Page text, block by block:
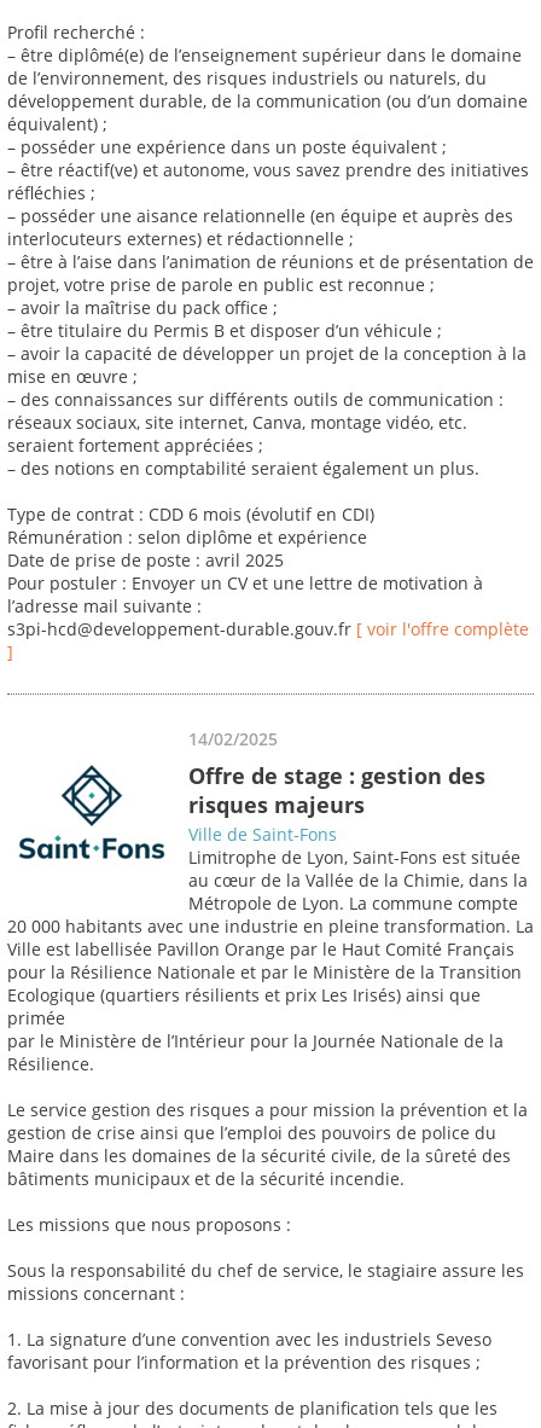
Profil recherché :
– être diplômé(e) de l’enseignement supérieur dans le domaine
de l’environnement, des risques industriels ou naturels, du
développement durable, de la communication (ou d’un domaine
équivalent) ;
– posséder une expérience dans un poste équivalent ;
– être réactif(ve) et autonome, vous savez prendre des initiatives
réfléchies ;
– posséder une aisance relationnelle (en équipe et auprès des
interlocuteurs externes) et rédactionnelle ;
– être à l’aise dans l’animation de réunions et de présentation de
projet, votre prise de parole en public est reconnue ;
– avoir la maîtrise du pack office ;
– être titulaire du Permis B et disposer d’un véhicule ;
– avoir la capacité de développer un projet de la conception à la
mise en œuvre ;
– des connaissances sur différents outils de communication :
réseaux sociaux, site internet, Canva, montage vidéo, etc.
seraient fortement appréciées ;
– des notions en comptabilité seraient également un plus.
Type de contrat : CDD 6 mois (évolutif en CDI)
Rémunération : selon diplôme et expérience
Date de prise de poste : avril 2025
Pour postuler : Envoyer un CV et une lettre de motivation à
l’adresse mail suivante :
s3pi-hcd@developpement-durable.gouv.fr [ voir l'offre complète
]
14/02/2025
Offre de stage : gestion des
risques majeurs
Ville de Saint-Fons
Limitrophe de Lyon, Saint-Fons est située
au cœur de la Vallée de la Chimie, dans la
Métropole de Lyon. La commune compte
20 000 habitants avec une industrie en pleine transformation. La
Ville est labellisée Pavillon Orange par le Haut Comité Français
pour la Résilience Nationale et par le Ministère de la Transition
Ecologique (quartiers résilients et prix Les Irisés) ainsi que
primée
par le Ministère de l’Intérieur pour la Journée Nationale de la
Résilience.
Le service gestion des risques a pour mission la prévention et la
gestion de crise ainsi que l’emploi des pouvoirs de police du
Maire dans les domaines de la sécurité civile, de la sûreté des
bâtiments municipaux et de la sécurité incendie.
Les missions que nous proposons :
Sous la responsabilité du chef de service, le stagiaire assure les
missions concernant :
1. La signature d’une convention avec les industriels Seveso
favorisant pour l’information et la prévention des risques ;
2. La mise à jour des documents de planification tels que les